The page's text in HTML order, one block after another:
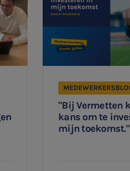
Aanmelden
"Bij Vermetten
kans om te
mijn toekomst."